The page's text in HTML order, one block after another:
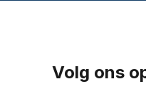
Volg ons